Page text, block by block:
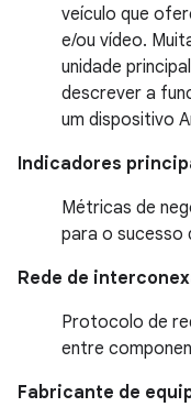
veículo que
e/ou vídeo.
unidade
descrever a
um dispositivo
Indicadores
Métricas de
para o sucesso
Rede de
Protocolo de
entre
Fabricante de